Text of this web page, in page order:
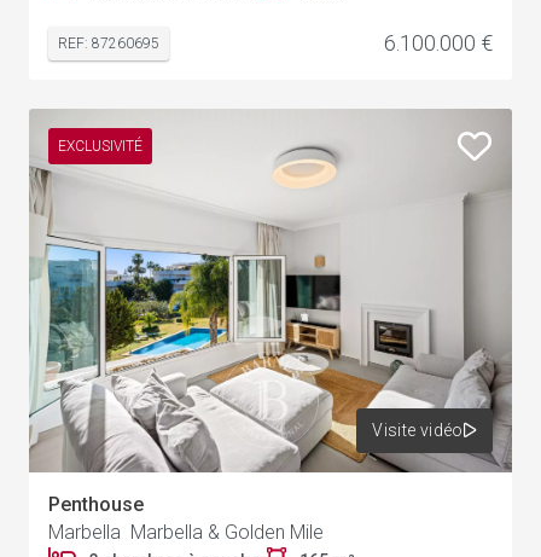
REF: 87260695 6.100.000 €
EXCLUSIVITÉ
Visite vidéo
Penthouse
Marbella Marbella & Golden Mile